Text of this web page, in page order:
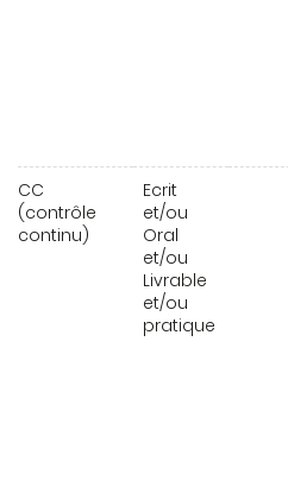
CC
(contrôle
continu)
Ecrit
et/ou
Oral
et/ou
Livrable
et/ou
pratique